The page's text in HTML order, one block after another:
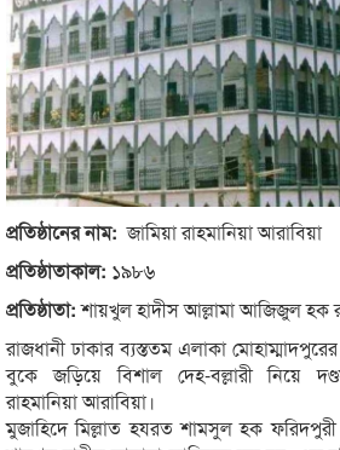
প্রতিষ্ঠানের নাম: জামিয়া রাহমানিয়া আরাবিয়া
প্রতিষ্ঠাতাকাল: ১৯৮৬
প্রতিষ্ঠাতা:শায়খুল হাদীস আল্লামা আজিজুল হক
রাজধানী ঢাকার ব্যস্ততম এলাকা
বুকে জড়িয়ে বিশাল দেহ-বল্লারী নিয়ে
রাহমানিয়া আরাবিয়া।
মুজাহিদে মিল্লাত হযরত শামসুল হক ফরিদপুরী